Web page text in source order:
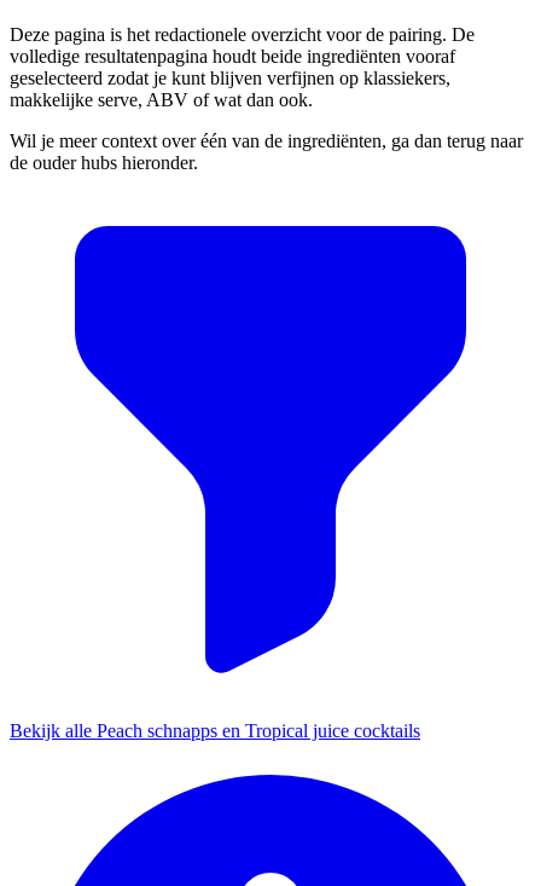
Deze pagina is het redactionele overzicht voor de pairing. De
volledige resultatenpagina houdt beide ingrediënten vooraf
geselecteerd zodat je kunt blijven verfijnen op klassiekers,
makkelijke serve, ABV of wat dan ook.
Wil je meer context over één van de ingrediënten, ga dan terug naar
de ouder hubs hieronder.
Bekijk alle Peach schnapps en Tropical juice cocktails